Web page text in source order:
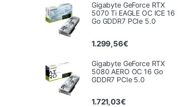
Gigabyte GeForce RTX
5070 Ti EAGLE OC ICE 16
Go GDDR7 PCIe 5.0
1.299,56€
Gigabyte GeForce RTX
5080 AERO OC 16 Go
GDDR7 PCIe 5.0
1.721,03€